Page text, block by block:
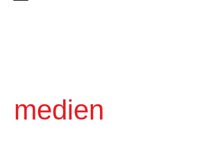
medien